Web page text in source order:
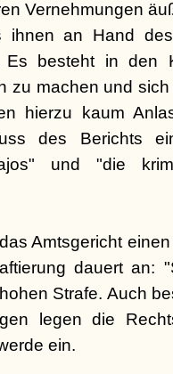
Vernehmungen
an Hand des
Es besteht in den
zu machen und
hierzu kaum
des Berichts
und "die
Amtsgericht
dauert an:
Strafe. Auch
legen die
ein.